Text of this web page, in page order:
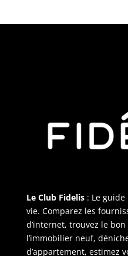
Le Club Fidelis: Le guide
vie. Comparez les
d’internet, trouvez le
l’immobilier neuf,
d’appartement, estimez